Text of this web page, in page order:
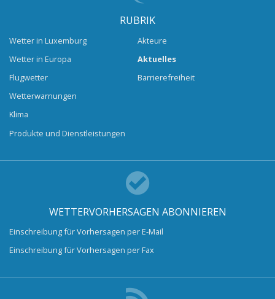
RUBRIK
Wetter in Luxemburg
Wetter in Europa
Flugwetter
Wetterwarnungen
Klima
Produkte und Dienstleistungen
Akteure
Aktuelles
Barrierefreiheit
WETTERVORHERSAGEN ABONNIEREN
Einschreibung für Vorhersagen per E-Mail
Einschreibung für Vorhersagen per Fax